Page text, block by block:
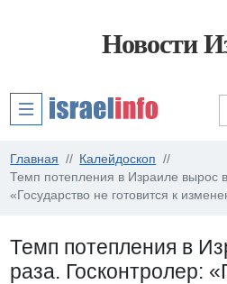
Новости
Главная
Калейдоскоп
Темп потепления в Израиле вырос
«Государство не готовится к
Темп потепления в
раза. Госконтролер: